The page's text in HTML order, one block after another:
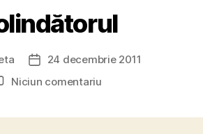
Dată24 decembrie 2011
Niciun comentariula